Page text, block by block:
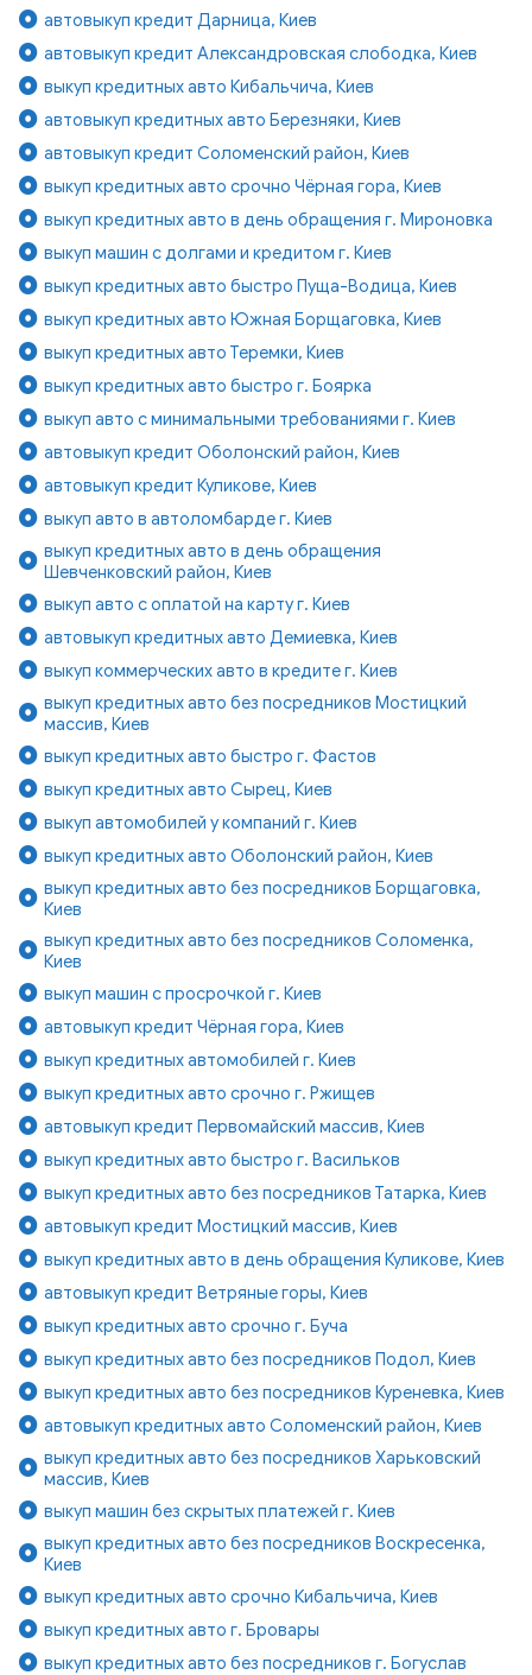
автовыкуп кредит Дарница, Киев
автовыкуп кредит Александровская слободка, Киев
выкуп кредитных авто Кибальчича, Киев
автовыкуп кредитных авто Березняки, Киев
автовыкуп кредит Соломенский район, Киев
выкуп кредитных авто срочно Чёрная гора, Киев
выкуп кредитных авто в день обращения г. Мироновка
выкуп машин с долгами и кредитом г. Киев
выкуп кредитных авто быстро Пуща-Водица, Киев
выкуп кредитных авто Южная Борщаговка, Киев
выкуп кредитных авто Теремки, Киев
выкуп кредитных авто быстро г. Боярка
выкуп авто с минимальными требованиями г. Киев
автовыкуп кредит Оболонский район, Киев
автовыкуп кредит Куликове, Киев
выкуп авто в автоломбарде г. Киев
выкуп кредитных авто в день обращения
Шевченковский район, Киев
выкуп авто с оплатой на карту г. Киев
автовыкуп кредитных авто Демиевка, Киев
выкуп коммерческих авто в кредите г. Киев
выкуп кредитных авто без посредников Мостицкий
массив, Киев
выкуп кредитных авто быстро г. Фастов
выкуп кредитных авто Сырец, Киев
выкуп автомобилей у компаний г. Киев
выкуп кредитных авто Оболонский район, Киев
выкуп кредитных авто без посредников Борщаговка,
Киев
выкуп кредитных авто без посредников Соломенка,
Киев
выкуп машин с просрочкой г. Киев
автовыкуп кредит Чёрная гора, Киев
выкуп кредитных автомобилей г. Киев
выкуп кредитных авто срочно г. Ржищев
автовыкуп кредит Первомайский массив, Киев
выкуп кредитных авто быстро г. Васильков
выкуп кредитных авто без посредников Татарка, Киев
автовыкуп кредит Мостицкий массив, Киев
выкуп кредитных авто в день обращения Куликове, Киев
автовыкуп кредит Ветряные горы, Киев
выкуп кредитных авто срочно г. Буча
выкуп кредитных авто без посредников Подол, Киев
выкуп кредитных авто без посредников Куреневка, Киев
автовыкуп кредитных авто Соломенский район, Киев
выкуп кредитных авто без посредников Харьковский
массив, Киев
выкуп машин без скрытых платежей г. Киев
выкуп кредитных авто без посредников Воскресенка,
Киев
выкуп кредитных авто срочно Кибальчича, Киев
выкуп кредитных авто г. Бровары
выкуп кредитных авто без посредников г. Богуслав